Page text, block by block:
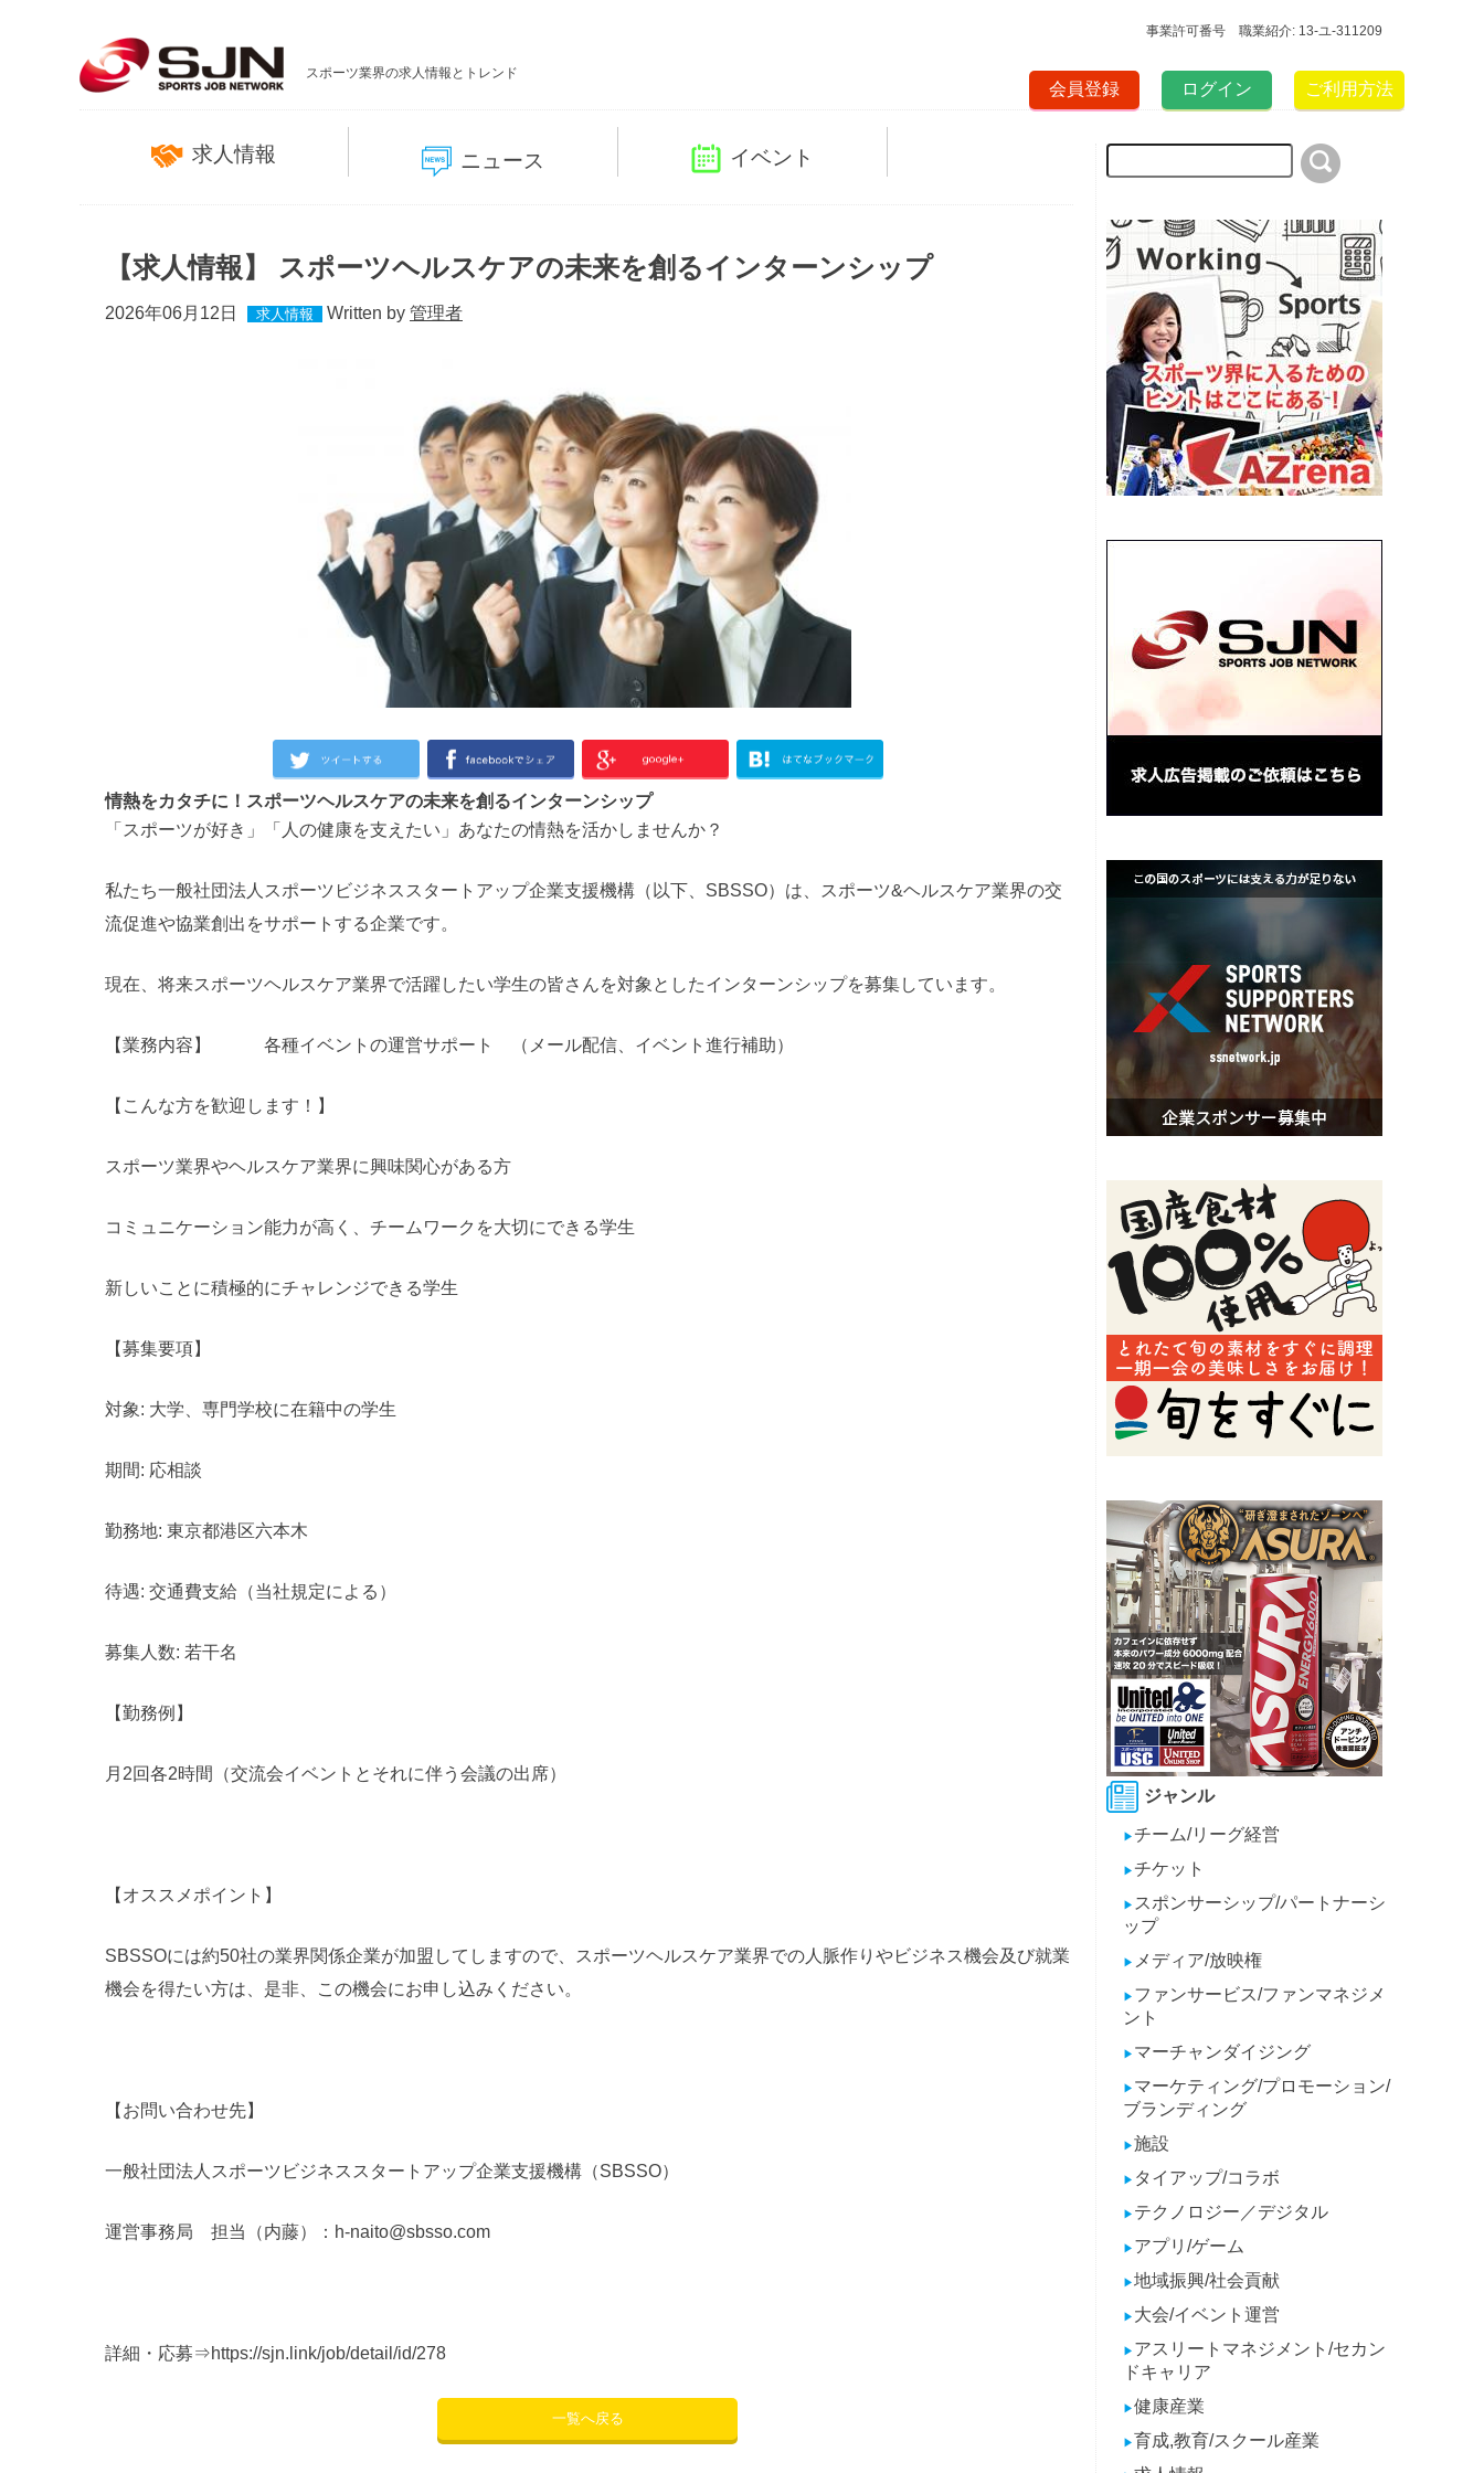
事業許可番号 職業紹介: 13-ユ-311209
スポーツ業界の求人情報とトレンド
会員登録 ログイン ご利用方法
求人情報 ニュース イベント
【求人情報】 スポーツヘルスケアの未来を創るインターンシップ
2026年06月12日 求人情報 Written by 管理者
情熱をカタチに！スポーツヘルスケアの未来を創るインターンシップ
「スポーツが好き」「人の健康を支えたい」あなたの情熱を活かしませんか？
私たち一般社団法人スポーツビジネススタートアップ企業支援機構（以下、SBSSO）は、スポーツ&ヘルスケア業界の交
流促進や協業創出をサポートする企業です。
現在、将来スポーツヘルスケア業界で活躍したい学生の皆さんを対象としたインターンシップを募集しています。
【業務内容】 各種イベントの運営サポート （メール配信、イベント進行補助）
【こんな方を歓迎します！】
スポーツ業界やヘルスケア業界に興味関心がある方
コミュニケーション能力が高く、チームワークを大切にできる学生
新しいことに積極的にチャレンジできる学生
【募集要項】
対象: 大学、専門学校に在籍中の学生
期間: 応相談
勤務地: 東京都港区六本木
待遇: 交通費支給（当社規定による）
募集人数: 若干名
【勤務例】
月2回各2時間（交流会イベントとそれに伴う会議の出席）
【オススメポイント】
SBSSOには約50社の業界関係企業が加盟してしますので、スポーツヘルスケア業界での人脈作りやビジネス機会及び就業
機会を得たい方は、是非、この機会にお申し込みください。
【お問い合わせ先】
一般社団法人スポーツビジネススタートアップ企業支援機構（SBSSO）
運営事務局 担当（内藤）：h-naito@sbsso.com
詳細・応募⇒https://sjn.link/job/detail/id/278
一覧へ戻る
ジャンル
▶チーム/リーグ経営
▶チケット
▶ スポンサーシップ/パートナーシ
ップ
▶ メディア/放映権
▶ ファンサービス/ファンマネジメ
ント
▶ マーチャンダイジング
▶ マーケティング/プロモーション/
ブランディング
▶施設
▶ タイアップ/コラボ
▶ テクノロジー／デジタル
▶ アプリ/ゲーム
▶地域振興/社会貢献
▶ 大会/イベント運営
▶ アスリートマネジメント/セカン
ドキャリア
▶健康産業
▶育成,教育/スクール産業